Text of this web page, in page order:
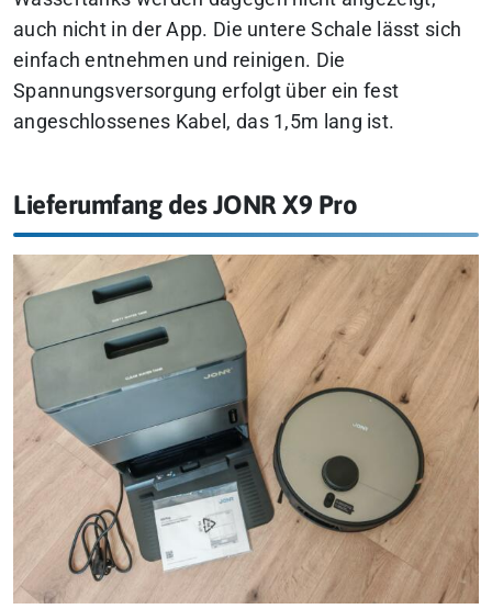
auch nicht in der App. Die untere Schale lässt sich
einfach entnehmen und reinigen. Die
Spannungsversorgung erfolgt über ein fest
angeschlossenes Kabel, das 1,5m lang ist.
Lieferumfang des JONR X9 Pro